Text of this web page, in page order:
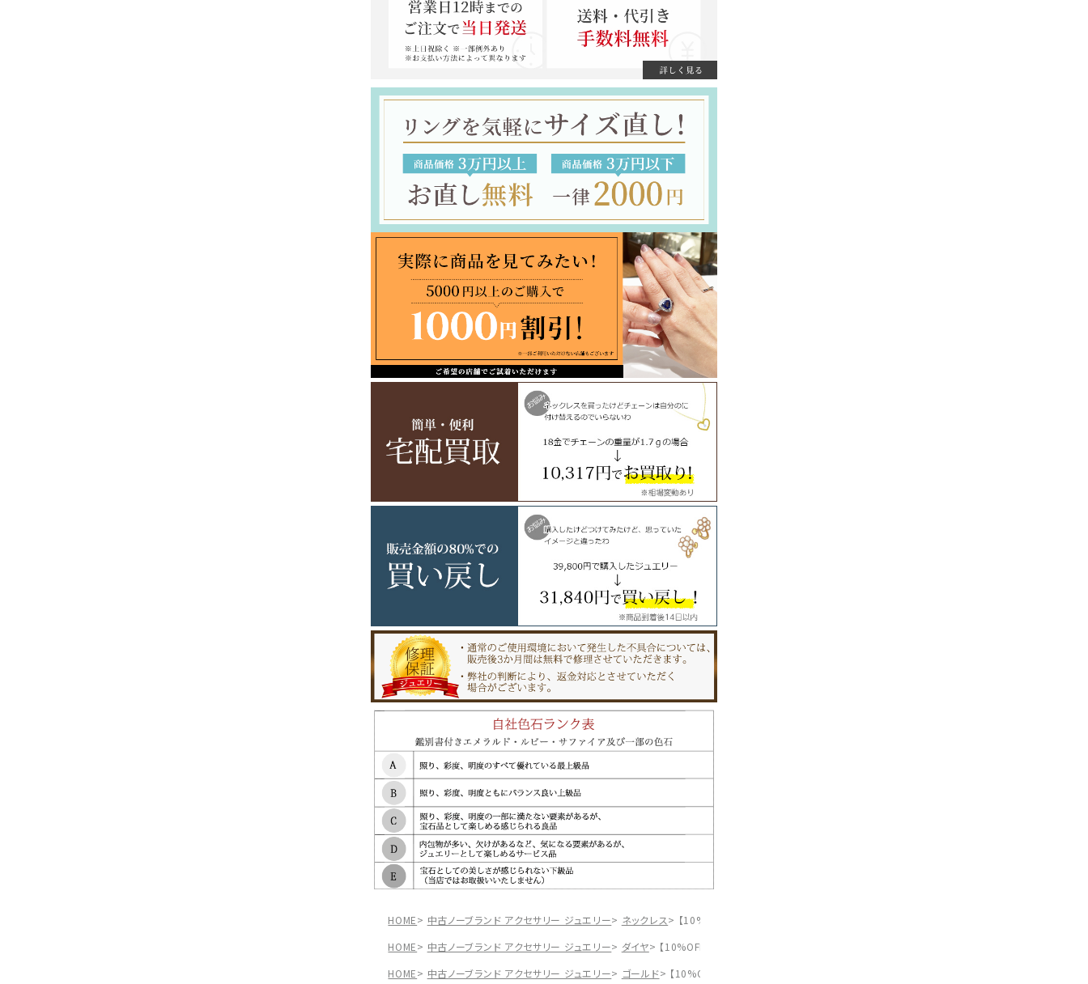
HOME 中古ノーブランド アクセサリー ジュエリー ネックレス
【10%OFF】K18 18金 YG イエローゴールド ネックレス ダイヤモンド 0.10 鑑別書 総重量
HOME
中古ノーブランド アクセサリー ジュエリー ダイヤ
【10%OFF】K18 18金 YG イエローゴールド ネックレス ダイヤモンド 0.10 鑑別書 総重量約
HOME
中古ノーブランド アクセサリー ジュエリー ゴールド 【10%OFF】K18 18金 YG イエローゴールド ネックレス ダイヤモンド 0.10 鑑別書 総重量約